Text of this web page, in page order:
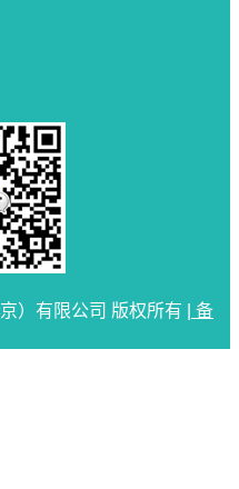
）有限公司 版权所有 |
备